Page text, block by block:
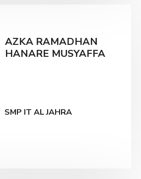
AZKA RAMADHAN
HANARE MUSYAFFA
SMP IT AL JAHRA